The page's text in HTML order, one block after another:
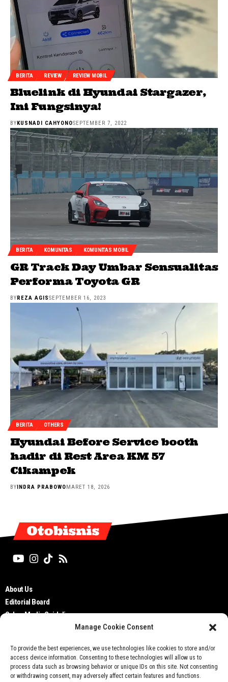
Manage Cookie Consent
To provide the best experiences, we use technologies like cookies to store and/or
access device information. Consenting to these technologies will allow us to
process data such as browsing behavior or unique IDs on this site. Not consenting
or withdrawing consent, may adversely affect certain features and functions.
BERITA REVIEW REVIEW MOBIL
Bluelink di Hyundai Stargazer,
Ini Fungsinya!
BYKUSNADI CAHYONOSEPTEMBER 7, 2022
BERITA KOMUNITAS KOMUNITAS MOBIL
GR Track Day Umbar Sensualitas
Performa Toyota GR
BYREZA AGISSEPTEMBER 16, 2023
BERITA OTHERS
Hyundai Before Service booth
hadir di Rest Area KM 57
Cikampek
BYINDRA PRABOWOMARET 18, 2026
Otobisnis
About Us
Editorial Board
Cyber Media Guidelines
Privacy Policy
Contact Us